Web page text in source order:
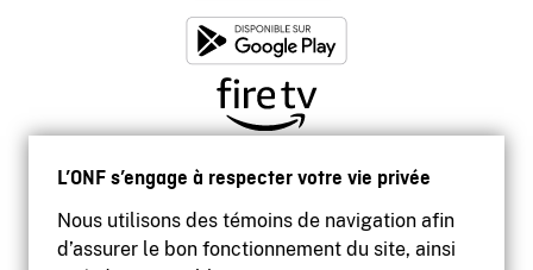
L’ONF s’engage à respecter votre vie privée
Nous utilisons des témoins de navigation afin
d’assurer le bon fonctionnement du site, ainsi